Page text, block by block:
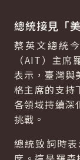
總統接見「
蔡英文總統
（AIT）主
表示，臺灣與
格主席的支持
各領域持續深
挑戰。
總統致詞時